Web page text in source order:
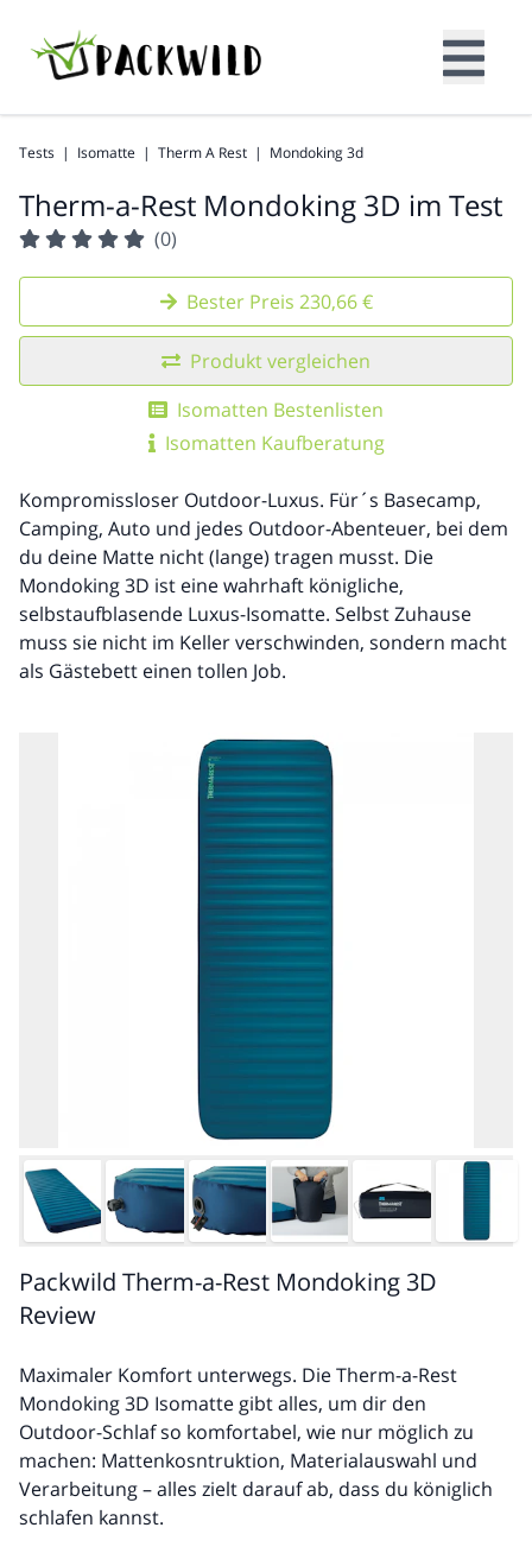
Tests | Isomatte | Therm A Rest | Mondoking 3d
Therm-a-Rest Mondoking 3D im Test
(0)
Bester Preis 230,66 €
Produkt vergleichen
Isomatten Bestenlisten
Isomatten Kaufberatung
Kompromissloser Outdoor-Luxus. Für´s Basecamp,
Camping, Auto und jedes Outdoor-Abenteuer, bei dem
du deine Matte nicht (lange) tragen musst. Die
Mondoking 3D ist eine wahrhaft königliche,
selbstaufblasende Luxus-Isomatte. Selbst Zuhause
muss sie nicht im Keller verschwinden, sondern macht
als Gästebett einen tollen Job.
Packwild Therm-a-Rest Mondoking 3D
Review
Maximaler Komfort unterwegs. Die Therm-a-Rest
Mondoking 3D Isomatte gibt alles, um dir den
Outdoor-Schlaf so komfortabel, wie nur möglich zu
machen: Mattenkosntruktion, Materialauswahl und
Verarbeitung – alles zielt darauf ab, dass du königlich
schlafen kannst.